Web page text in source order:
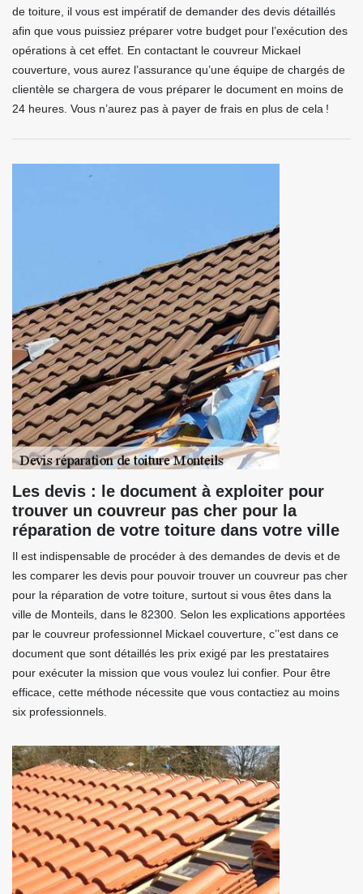
de toiture, il vous est impératif de demander des devis détaillés
afin que vous puissiez préparer votre budget pour l’exécution des
opérations à cet effet. En contactant le couvreur Mickael
couverture, vous aurez l’assurance qu’une équipe de chargés de
clientèle se chargera de vous préparer le document en moins de
24 heures. Vous n’aurez pas à payer de frais en plus de cela !
Les devis : le document à exploiter pour
trouver un couvreur pas cher pour la
réparation de votre toiture dans votre ville
Il est indispensable de procéder à des demandes de devis et de
les comparer les devis pour pouvoir trouver un couvreur pas cher
pour la réparation de votre toiture, surtout si vous êtes dans la
ville de Monteils, dans le 82300. Selon les explications apportées
par le couvreur professionnel Mickael couverture, c’’est dans ce
document que sont détaillés les prix exigé par les prestataires
pour exécuter la mission que vous voulez lui confier. Pour être
efficace, cette méthode nécessite que vous contactiez au moins
six professionnels.